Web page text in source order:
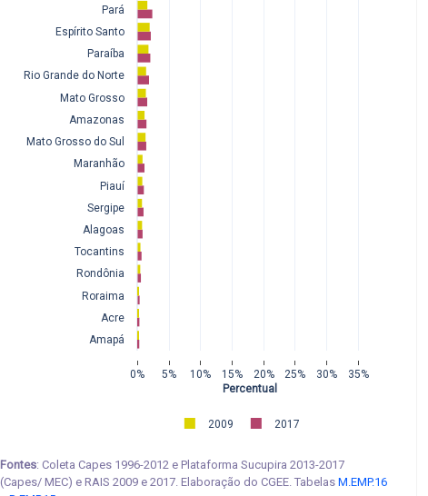
0% 5% 10% 15% 20% 25% 30% 35%
Amapá
Acre
Roraima
Rondônia
Tocantins
Alagoas
Sergipe
Piauí
Maranhão
Mato Grosso do Sul
Amazonas
Mato Grosso
Rio Grande do Norte
Paraíba
Espírito Santo
Pará
2009 2017
Percentual
Fontes: Coleta Capes 1996-2012 e Plataforma Sucupira 2013-2017
(Capes/ MEC) e RAIS 2009 e 2017. Elaboração do CGEE. Tabelas M.EMP.16